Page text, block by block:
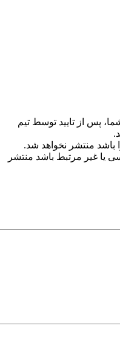
پس از تایید توسط تیم
باشد منتشر نخواهد شد.
یا غیر مرتبط باشد منتشر